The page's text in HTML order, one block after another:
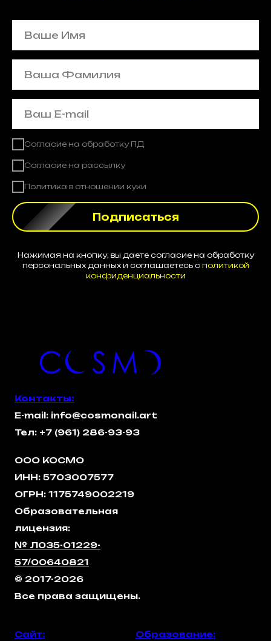
Cогласие на обработку ПД
Согласие на рассылку
Политика в отношении куки
Подписаться
Нажимая на кнопку, вы даете согласие на обработку
персональных данных и соглашаетесь c политикой
конфиденциальности
Контакты:
E-mail: info@cosmonail.art
Тел: +7 (961) 286-93-93
ООО КОСМО
ИНН: 5703007577
ОГРН: 1175749002219
Образовательная
лицензия:
№ Л035-01229-
57/00640821
© 2017-2026
Все права защищены.
Сайт:
Образование: